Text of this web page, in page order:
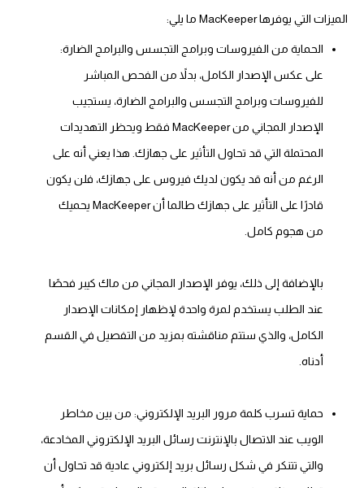
الميزات التي يوفرها MacKeeper ما يلي:
الحماية من الفيروسات وبرامج التجسس والبرامج الضارة:
على عكس الإصدار الكامل، بدلاً من الفحص المباشر
للفيروسات وبرامج التجسس والبرامج الضارة، يستجيب
الإصدار المجاني من MacKeeper فقط ويحظر التهديدات
المحتملة التي قد تحاول التأثير على جهازك. هذا يعني أنه على
الرغم من أنه قد يكون لديك فيروس على جهازك، فلن يكون
قادرًا على التأثير على جهازك طالما أن MacKeeper يحميك
من هجوم كامل.
بالإضافة إلى ذلك، يوفر الإصدار المجاني من ماك كيبر فحصًا
عند الطلب يستخدم لمرة واحدة لإظهار إمكانات الإصدار
الكامل، والذي ستتم مناقشته بمزيد من التفصيل في القسم
أدناه.
حماية تسرب كلمة مرور البريد الإلكتروني: من بين مخاطر
الويب عند الاتصال بالإنترنت رسائل البريد الإلكتروني المخادعة،
والتي تتنكر في شكل رسائل بريد إلكتروني عادية قد تحاول أن